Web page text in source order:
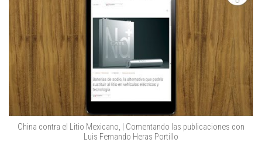
China contra el Litio Mexicano, | Comentando las publicaciones con
Luis Fernando Heras Portillo